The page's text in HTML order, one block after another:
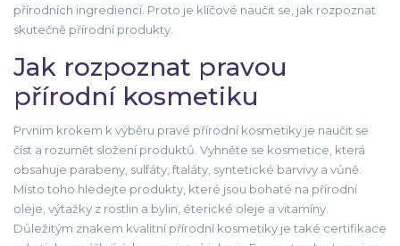
přírodních ingrediencí. Proto je klíčové naučit se, jak rozpoznat
skutečně přírodní produkty.
Jak rozpoznat pravou
přírodní kosmetiku
Prvním krokem k výběru pravé přírodní kosmetiky je naučit se
číst a rozumět složení produktů. Vyhněte se kosmetice, která
obsahuje parabeny, sulfáty, ftaláty, syntetické barvivy a vůně.
Místo toho hledejte produkty, které jsou bohaté na přírodní
oleje, výtažky z rostlin a bylin, éterické oleje a vitamíny.
Důležitým znakem kvalitní přírodní kosmetiky je také certifikace